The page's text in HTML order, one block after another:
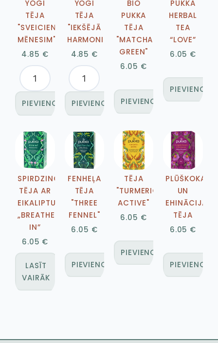
YOGI
TĒJA
"SVEICIENS
MĒNESIM"
4.85 €
PIEVIENOT GROZAM
YOGI
TĒJA
"IEKŠĒJĀ
HARMONIJA"
4.85 €
PIEVIENOT GROZAM
BIO
PUKKA
TĒJA
"MATCHA
GREEN"
6.05 €
PIEVIENOT GROZAM
PUKKA
HERBAL
TEA
“LOVE”
6.05 €
PIEVIENOT
SPIRDZINOŠA
TĒJA AR
EIKALIPTU
„BREATHE
IN”
6.05 €
LASĪT
VAIRĀK
FENHEĻA
TĒJA
"THREE
FENNEL"
6.05 €
PIEVIENOT GROZAM
TĒJA
"TURMERIC
ACTIVE"
6.05 €
PIEVIENOT GROZAM
PLŪŠKOKA
UN
EHINĀCIJAS
TĒJA
6.05 €
PIEVIENOT